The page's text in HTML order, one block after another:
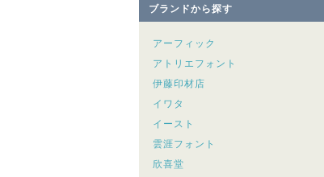
ブランドから探す
アーフィック
アトリエフォント
伊藤印材店
イワタ
イースト
雲涯フォント
欣喜堂